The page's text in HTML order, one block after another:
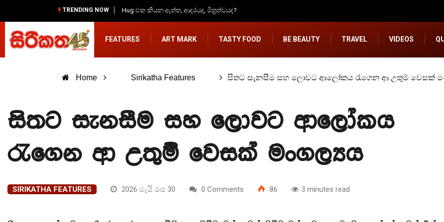
TRENDING NOW Hug එක කියන ඇත්ත, ආදරයද, මිත්‍රත්වයද?
FEATURES ART MARK TASTY FOOD BE BEAUTY TRAVEL VIDEOS
Home Sirikatha Features සිතට සැනසීම සහ ලොවට ආලෝකය රැගෙන ආ උතුම් වෙසක්
සිතට සැනසීම සහ ලොවට ආලෝකය
රැගෙන ආ උතුම් වෙසක් මංගල්‍යය
SIRIKATHA FEATURES 2026 මැයි මස 30 0 Comments 86 3 minutes read